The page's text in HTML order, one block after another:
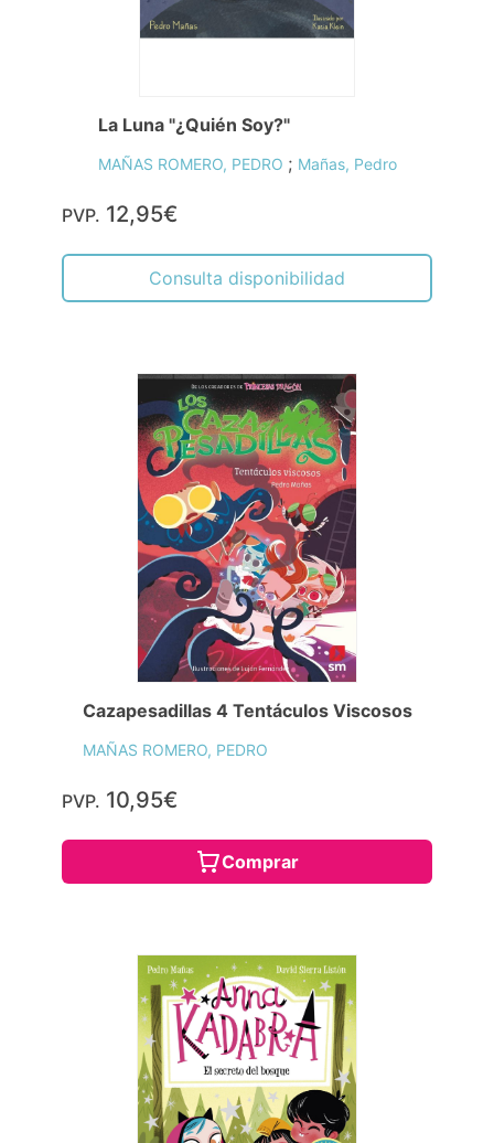
La Luna "¿Quién Soy?"
MAÑAS ROMERO, PEDRO ; Mañas, Pedro
PVP. 12,95€
Consulta disponibilidad
Cazapesadillas 4 Tentáculos Viscosos
MAÑAS ROMERO, PEDRO
PVP. 10,95€
Comprar